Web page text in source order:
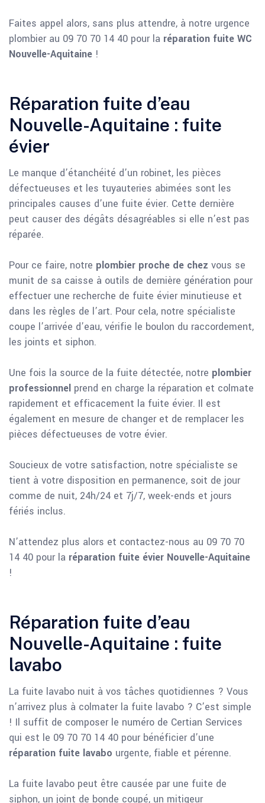
Faites appel alors, sans plus attendre, à notre urgence
plombier au 09 70 70 14 40 pour la réparation fuite WC
Nouvelle-Aquitaine !
Réparation fuite d’eau
Nouvelle-Aquitaine : fuite
évier
Le manque d’étanchéité d’un robinet, les pièces
défectueuses et les tuyauteries abimées sont les
principales causes d’une fuite évier. Cette dernière
peut causer des dégâts désagréables si elle n’est pas
réparée.
Pour ce faire, notre plombier proche de chez vous se
munit de sa caisse à outils de dernière génération pour
effectuer une recherche de fuite évier minutieuse et
dans les règles de l’art. Pour cela, notre spécialiste
coupe l’arrivée d’eau, vérifie le boulon du raccordement,
les joints et siphon.
Une fois la source de la fuite détectée, notre plombier
professionnel prend en charge la réparation et colmate
rapidement et efficacement la fuite évier. Il est
également en mesure de changer et de remplacer les
pièces défectueuses de votre évier.
Soucieux de votre satisfaction, notre spécialiste se
tient à votre disposition en permanence, soit de jour
comme de nuit, 24h/24 et 7j/7, week-ends et jours
fériés inclus.
N’attendez plus alors et contactez-nous au 09 70 70
14 40 pour la réparation fuite évier Nouvelle-Aquitaine
!
Réparation fuite d’eau
Nouvelle-Aquitaine : fuite
lavabo
La fuite lavabo nuit à vos tâches quotidiennes ? Vous
n’arrivez plus à colmater la fuite lavabo ? C’est simple
! Il suffit de composer le numéro de Certian Services
qui est le 09 70 70 14 40 pour bénéficier d’une
réparation fuite lavabo urgente, fiable et pérenne.
La fuite lavabo peut être causée par une fuite de
siphon, un joint de bonde coupé, un mitigeur